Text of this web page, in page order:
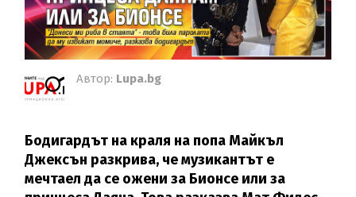
Автор: Lupa.bg
Бодигардът на краля на попа Майкъл
Джексън разкрива, че музикантът е
мечтаел да се ожени за Бионсе или за